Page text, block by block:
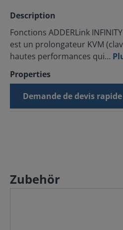
Description
Fonctions ADDERLink
est un prolongateur KVM
hautes performances qui…
Properties
Demande de devis rapide
Zubehör